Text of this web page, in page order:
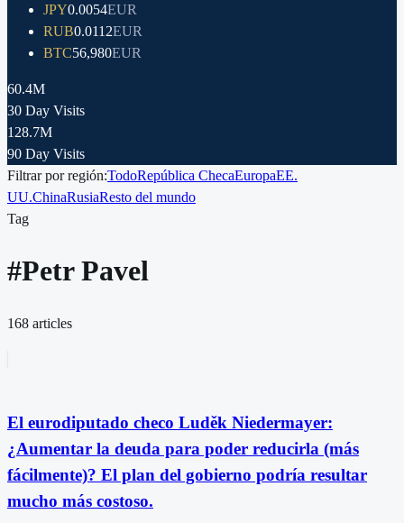
JPY0.0054EUR
RUB0.0112EUR
BTC56,980EUR
60.4M
30 Day Visits
128.7M
90 Day Visits
Filtrar por región:TodoRepública ChecaEuropaEE.
UU.ChinaRusiaResto del mundo
Tag
#Petr Pavel
168 articles
El eurodiputado checo Luděk Niedermayer:
¿Aumentar la deuda para poder reducirla (más
fácilmente)? El plan del gobierno podría resultar
mucho más costoso.